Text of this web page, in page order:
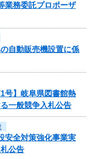
業務委託プロポーザ
自動販売機設置に係
号】岐阜県図書館熱
一般競争入札公告
安全対策強化事業実
公告